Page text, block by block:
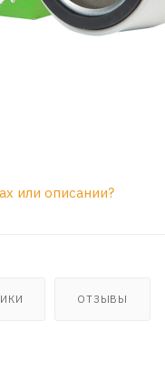
или описании?
ОТЗЫВЫ